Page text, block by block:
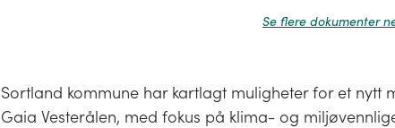
Se flere dokumenter
Sortland kommune har kartlagt muligheter for et nytt
Gaia Vesterålen, med fokus på klima- og